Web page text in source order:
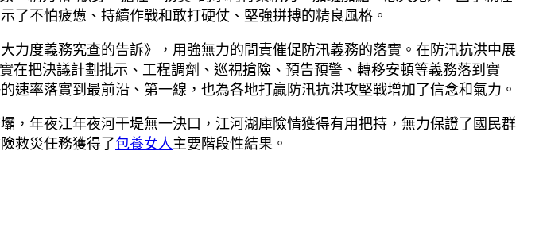
了不怕疲憊、持續作戰和敢打硬仗、堅強拼搏的精良風格。
力度義務究查的告訴》，用強無力的問責催促防汛義務的落實。在防汛抗洪中展
在把決議計劃批示、工程調劑、巡視搶險、預告預警、轉移安頓等義務落到實
率落實到最前沿、第一線，也為各地打贏防汛抗洪攻堅戰增加了信念和氣力。
，年夜江年夜河干堤無一決口，江河湖庫險情獲得有用把持，無力保證了國民群
救災任務獲得了包養女人主要階段性結果。